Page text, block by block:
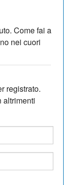
Come fai a
nei cuori
registrato.
altrimenti